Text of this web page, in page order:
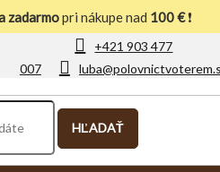
zadarmopri nákupe nad 100 €❗
+421 903 477
007
HĽADAŤ